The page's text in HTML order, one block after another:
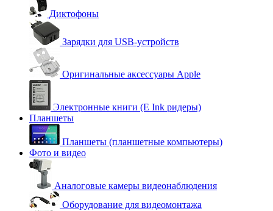
Диктофоны
Зарядки для USB-устройств
Оригинальные аксессуары Apple
Электронные книги (E Ink ридеры)
Планшеты
Планшеты (планшетные компьютеры)
Фото и видео
Аналоговые камеры видеонаблюдения
Оборудование для видеомонтажа